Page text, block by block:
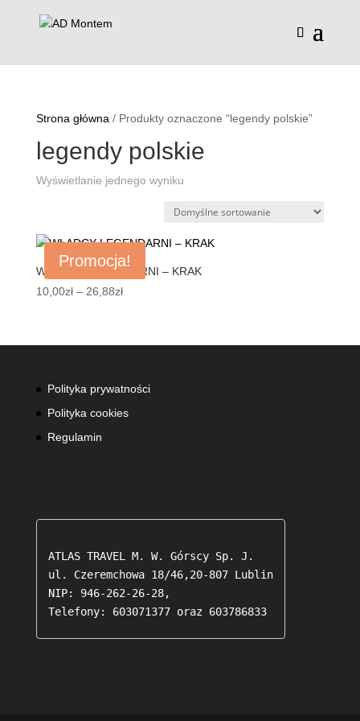
Strona główna / Produkty oznaczone “legendy polskie”
legendy polskie
Wyświetlanie jednego wyniku
Promocja!
WŁADCY LEGENDARNI – KRAK
10,00zł – 26,88złZakres
10,00zł
26,88zł
Polityka prywatności
Polityka cookies
Regulamin
ATLAS TRAVEL M. W. Górscy Sp. J.
ul. Czeremchowa 18/46,20-807 Lublin
NIP: 946-262-26-28,
Telefony: 603071377 oraz 603786833